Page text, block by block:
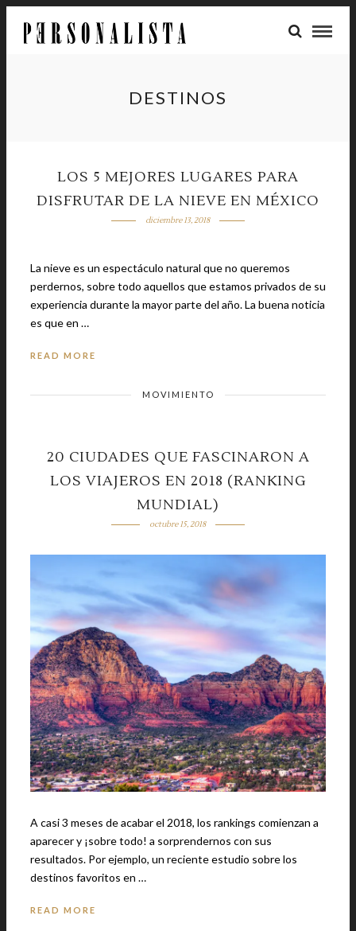
DESTINOS
LOS 5 MEJORES LUGARES PARA
DISFRUTAR DE LA NIEVE EN MÉXICO
diciembre 13, 2018
La nieve es un espectáculo natural que no queremos
perdernos, sobre todo aquellos que estamos privados de su
experiencia durante la mayor parte del año. La buena noticia
es que en …
READ MORE
MOVIMIENTO
20 CIUDADES QUE FASCINARON A
LOS VIAJEROS EN 2018 (RANKING
MUNDIAL)
octubre 15, 2018
A casi 3 meses de acabar el 2018, los rankings comienzan a
aparecer y ¡sobre todo! a sorprendernos con sus
resultados. Por ejemplo, un reciente estudio sobre los
destinos favoritos en …
READ MORE